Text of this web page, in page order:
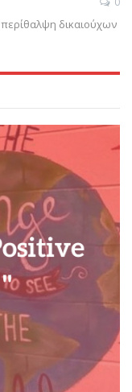
περίθαλψη δικαιούχων